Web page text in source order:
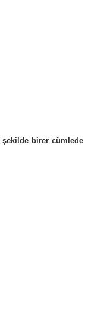
şekilde birer cümlede